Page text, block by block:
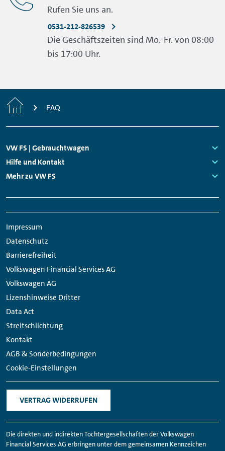
müssen.
Rufen Sie uns an.
0531-212-826539
Die Geschäftszeiten sind Mo.-Fr. von 08:00
bis 17:00 Uhr.
Home FAQ
Footer
Navigation
VW FS | Gebrauchtwagen
Links:
Hilfe und Kontakt
Links:
Mehr zu VW FS
Navigation
Impressum
Datenschutz
Barrierefreiheit
Volkswagen Financial Services AG
Volkswagen AG
Lizenshinweise Dritter
Data Act
Streitschlichtung
Kontakt
AGB & Sonderbedingungen
Cookie-Einstellungen
VERTRAG WIDERRUFEN
Medien
Links
Die direkten und indirekten Tochtergesellschaften der Volkswagen
Financial Services AG erbringen unter dem gemeinsamen Kennzeichen